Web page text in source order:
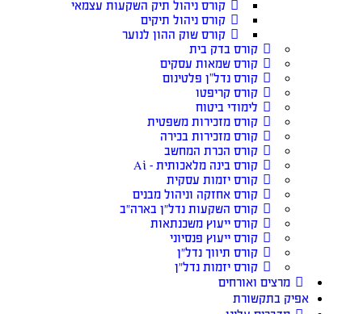
קורס ניהול תיק השקעות עצמאי
קורס ניהול תיקים
קורס שוק ההון לנוער
קורס בדק בית
קורס שמאות עסקים
קורס נדל”ן פלטינום
קורס קריפטו
לימודי ביטוח
קורס מזכירות משפטית
קורס מזכירות בכירה
קורס הכרת המחשב
קורס בינה מלאכותית – Ai
קורס יזמות עסקית
קורס אחזקה וניהול מבנים
קורס השקעות נדל״ן בארה״ב
קורס ייעוץ משכנתאות
קורס ייעוץ פנסיוני
קורס תיווך נדל״ן
קורס יזמות נדל״ן
מרצים ואורחים
אפיק בתקשורת